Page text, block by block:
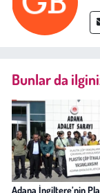
Bunlar da
Adana İngiltere’nin